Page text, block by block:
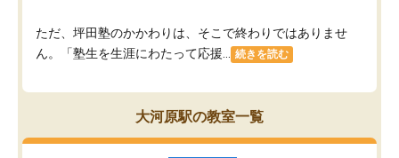
ただ、坪田塾のかかわりは、そこで終わりではありませ
ん。「塾生を生涯にわたって応援...
続きを読む
大河原駅の教室一覧